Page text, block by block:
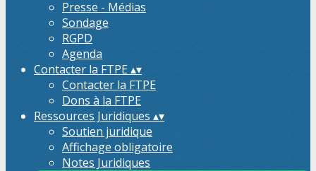
Presse - Médias
Sondage
RGPD
Agenda
Contacter la FTPE▴▾
Contacter la FTPE
Dons à la FTPE
Ressources Juridiques ▴▾
Soutien juridique
Affichage obligatoire
Notes Juridiques